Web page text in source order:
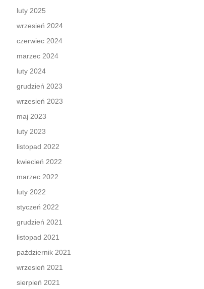
luty 2025
wrzesień 2024
czerwiec 2024
marzec 2024
luty 2024
grudzień 2023
wrzesień 2023
maj 2023
luty 2023
listopad 2022
kwiecień 2022
marzec 2022
luty 2022
styczeń 2022
grudzień 2021
listopad 2021
październik 2021
wrzesień 2021
sierpień 2021